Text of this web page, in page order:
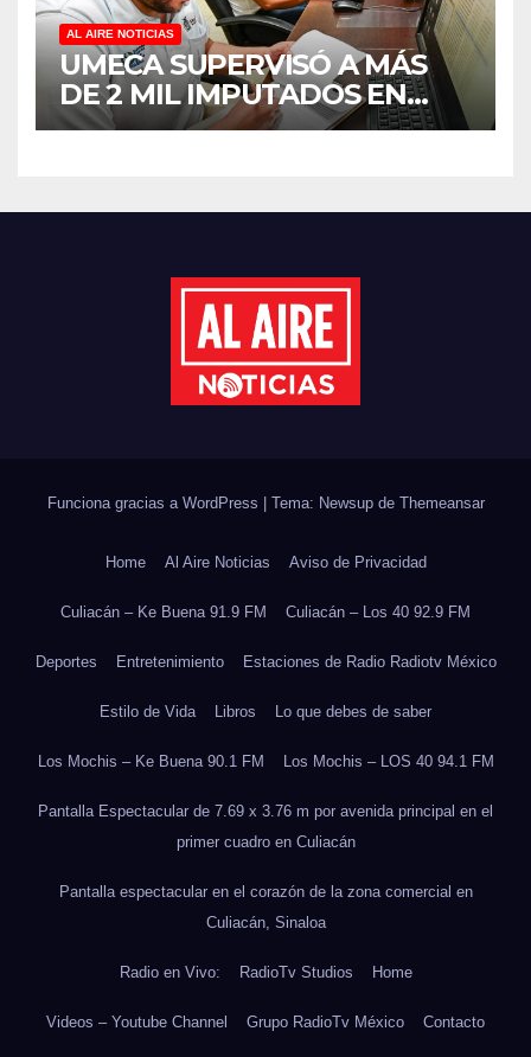
AL AIRE NOTICIAS
UMECA SUPERVISÓ A MÁS
DE 2 MIL IMPUTADOS EN
SINALOA DURANTE EL
Funciona gracias a WordPress Tema: Newsup de Themeansar
Home Al Aire Noticias Aviso de Privacidad
Culiacán – Ke Buena 91.9 FM Culiacán – Los 40 92.9 FM
Deportes Entretenimiento Estaciones de Radio Radiotv México
Estilo de Vida Libros Lo que debes de saber
Los Mochis – Ke Buena 90.1 FM Los Mochis – LOS 40 94.1 FM
Pantalla Espectacular de 7.69 x 3.76 m por avenida principal en el
primer cuadro en Culiacán
Pantalla espectacular en el corazón de la zona comercial en
Culiacán, Sinaloa
Radio en Vivo: RadioTv Studios Home
Videos – Youtube Channel Grupo RadioTv México Contacto